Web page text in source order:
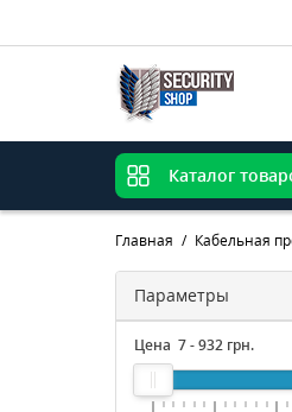
Каталог
Главная Кабельная
Параметры
Цена 7-932 грн.